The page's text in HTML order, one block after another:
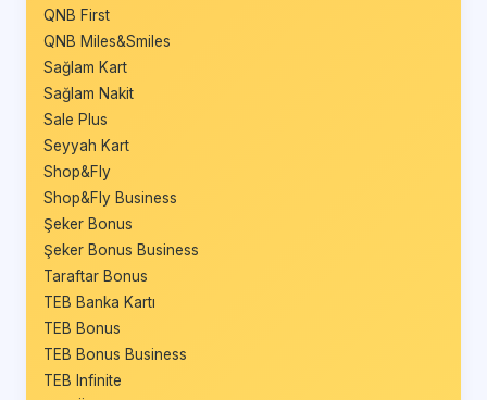
QNB First
QNB Miles&Smiles
Sağlam Kart
Sağlam Nakit
Sale Plus
Seyyah Kart
Shop&Fly
Shop&Fly Business
Şeker Bonus
Şeker Bonus Business
Taraftar Bonus
TEB Banka Kartı
TEB Bonus
TEB Bonus Business
TEB Infinite